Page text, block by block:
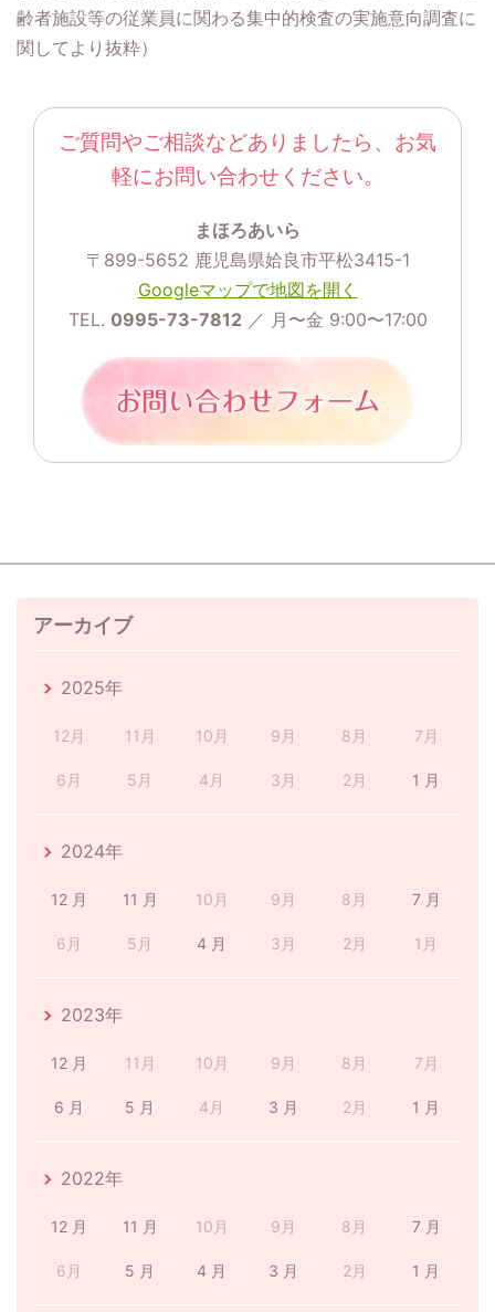
齢者施設等の従業員に関わる集中的検査の実施意向調査に
関してより抜粋）
ご質問やご相談などありましたら、お気
軽にお問い合わせください。
まほろあいら
〒899-5652 鹿児島県姶良市平松3415-1
Googleマップで地図を開く
TEL. 0995-73-7812／ 月〜金 9:00〜17:00
アーカイブ
2025年
12月 11月 10月 9月 8月 7月
6月 5月 4月 3月 2月 1 月
2024年
12 月 11 月 10月 9月 8月 7 月
6月 5月 4 月 3月 2月 1月
2023年
12 月 11月 10月 9月 8月 7月
6 月 5 月 4月 3 月 2月 1 月
2022年
12 月 11 月 10月 9月 8月 7 月
6月 5 月 4 月 3 月 2月 1 月